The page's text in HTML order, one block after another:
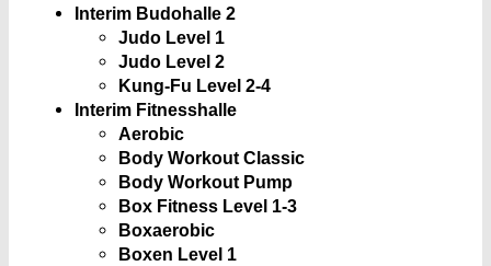
Interim Budohalle 2
Judo Level 1
Judo Level 2
Kung-Fu Level 2-4
Interim Fitnesshalle
Aerobic
Body Workout Classic
Body Workout Pump
Box Fitness Level 1-3
Boxaerobic
Boxen Level 1